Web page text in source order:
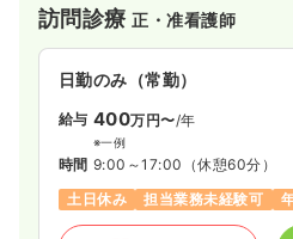
ク、在宅医療を主とした診療所を
接した医療の実現を進めておりま
同時に在宅医療を中心に各地域に
地域のネットワーク、関連の有料
体制の基、ひとりひとり、様々な
イマリー・ケアの確固たる実現に
訪問診療正・准看護師
日勤のみ（常勤）
給与 400万円〜/年
※一例
時間 9:00～17:00 （休憩60分）
土日休み
担当業務未経験可